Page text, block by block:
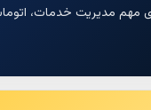
مهم مدیریت خدمات،